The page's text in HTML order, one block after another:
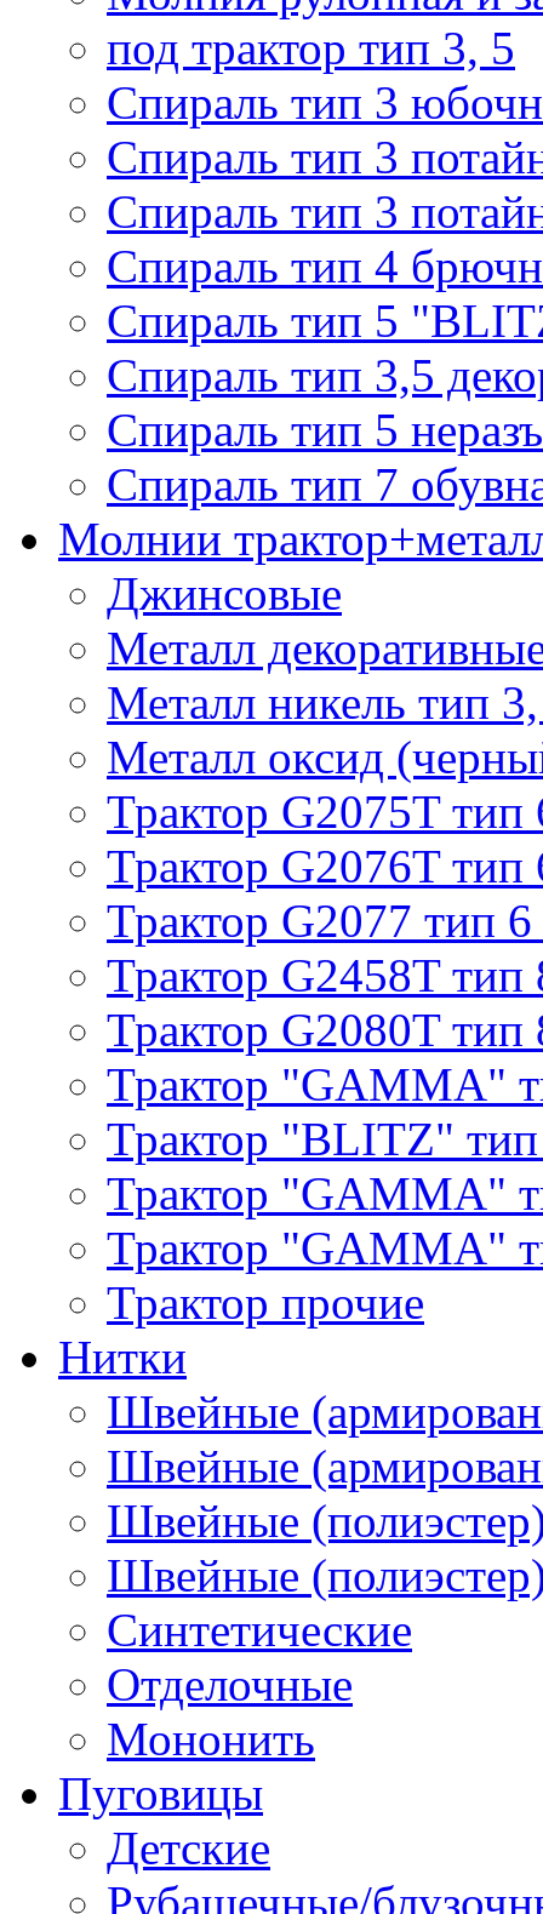
под трактор тип 3, 5
Спираль тип 3
Спираль тип 3
Спираль тип 3
Спираль тип 4
Спираль тип 5
Спираль тип 3,5
Спираль тип 5
Спираль тип 7
Молнии
Джинсовые
Металл
Металл никель тип
Металл оксид
Трактор G2075T тип
Трактор G2076T тип
Трактор G2077 тип 6
Трактор G2458T тип
Трактор G2080T тип
Трактор "GAMMA"
Трактор "BLITZ"
Трактор "GAMMA"
Трактор "GAMMA"
Трактор прочие
Нитки
Швейные
Швейные
Швейные
Швейные
Синтетические
Отделочные
Мононить
Пуговицы
Детские
Рубашечные/